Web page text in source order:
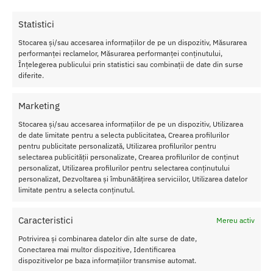
Statistici
Stocarea și/sau accesarea informațiilor de pe un dispozitiv, Măsurarea
performanței reclamelor, Măsurarea performanței conținutului,
Înțelegerea publicului prin statistici sau combinații de date din surse
diferite.
Marketing
Stocarea și/sau accesarea informațiilor de pe un dispozitiv, Utilizarea
de date limitate pentru a selecta publicitatea, Crearea profilurilor
pentru publicitate personalizată, Utilizarea profilurilor pentru
selectarea publicității personalizate, Crearea profilurilor de conținut
personalizat, Utilizarea profilurilor pentru selectarea conținutului
personalizat, Dezvoltarea și îmbunătățirea serviciilor, Utilizarea datelor
limitate pentru a selecta conținutul.
Caracteristici
Mereu activ
Potrivirea și combinarea datelor din alte surse de date,
Conectarea mai multor dispozitive, Identificarea
dispozitivelor pe baza informațiilor transmise automat.
Culoar
e: Rosu
Marim
e: L
al: 80%
Poliest
er si
20%
Elastan
SKU: 590634070751
Categorii: Bikini,LENJERIE BARBATI
Etichete: Chiloti Barbati,Chiloti Barbati Thong